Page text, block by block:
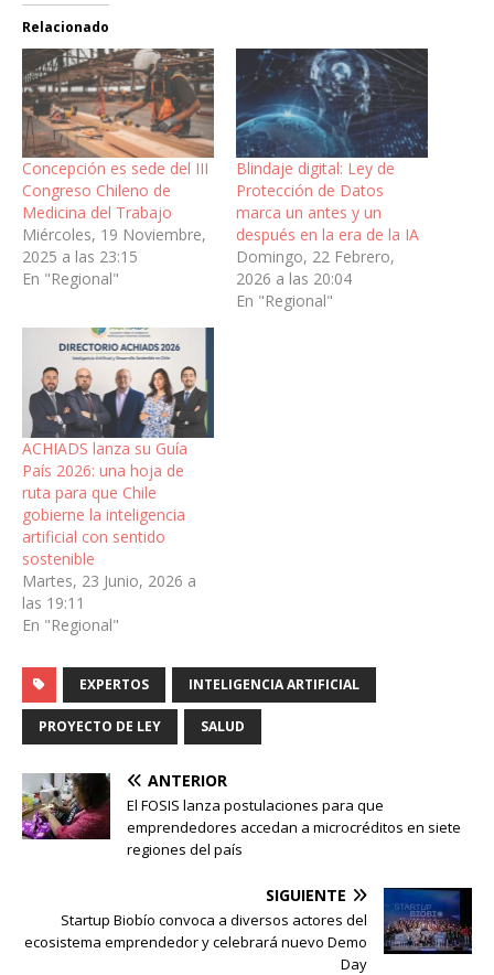
Relacionado
Concepción es sede del III
Congreso Chileno de
Medicina del Trabajo
Miércoles, 19 Noviembre,
2025 a las 23:15
En "Regional"
Blindaje digital: Ley de
Protección de Datos
marca un antes y un
después en la era de la IA
Domingo, 22 Febrero,
2026 a las 20:04
En "Regional"
ACHIADS lanza su Guía
País 2026: una hoja de
ruta para que Chile
gobierne la inteligencia
artificial con sentido
sostenible
Martes, 23 Junio, 2026 a
las 19:11
En "Regional"
EXPERTOS INTELIGENCIA ARTIFICIAL
PROYECTO DE LEY SALUD
ANTERIOR
El FOSIS lanza postulaciones para que
emprendedores accedan a microcréditos en siete
regiones del país
SIGUIENTE
Startup Biobío convoca a diversos actores del
ecosistema emprendedor y celebrará nuevo Demo
Day